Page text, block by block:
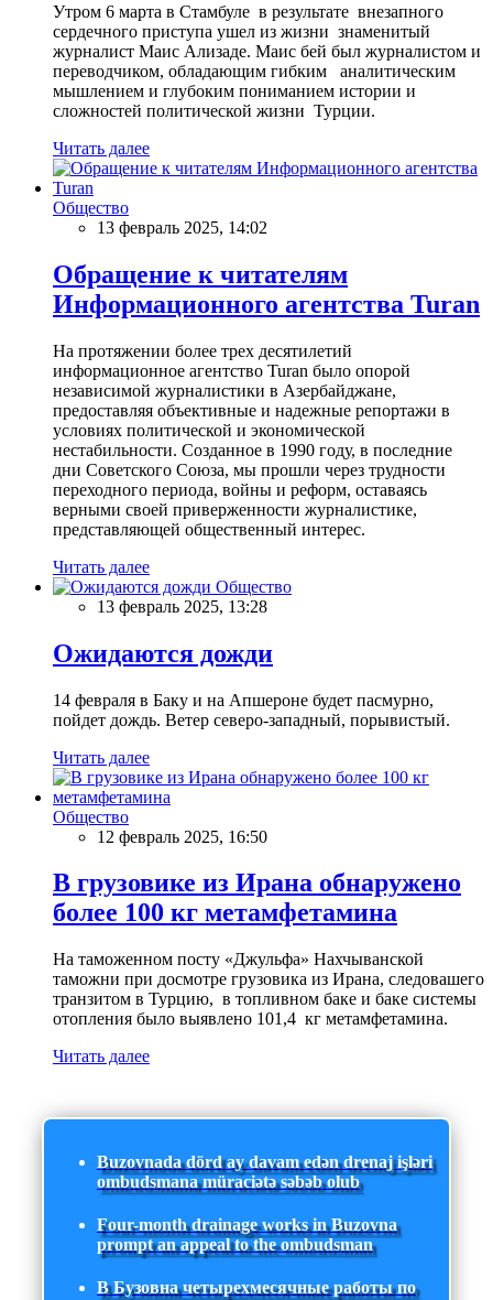
Утром 6 марта в Стамбуле в результате внезапного
сердечного приступа ушел из жизни знаменитый
журналист Маис Ализаде. Маис бей был журналистом и
переводчиком, обладающим гибким аналитическим
мышлением и глубоким пониманием истории и
сложностей политической жизни Турции.
Читать далее
Общество
13 февраль 2025, 14:02
Обращение к читателям
Информационного агентства Turan
На протяжении более трех десятилетий
информационное агентство Turan было опорой
независимой журналистики в Азербайджане,
предоставляя объективные и надежные репортажи в
условиях политической и экономической
нестабильности. Созданное в 1990 году, в последние
дни Советского Союза, мы прошли через трудности
переходного периода, войны и реформ, оставаясь
верными своей приверженности журналистике,
представляющей общественный интерес.
Читать далее
Общество
13 февраль 2025, 13:28
Ожидаются дожди
14 февраля в Баку и на Апшероне будет пасмурно,
пойдет дождь. Ветер северо-западный, порывистый.
Читать далее
Общество
12 февраль 2025, 16:50
В грузовике из Ирана обнаружено
более 100 кг метамфетамина
На таможенном посту «Джульфа» Нахчыванской
таможни при досмотре грузовика из Ирана, следовашего
транзитом в Турцию, в топливном баке и баке системы
отопления было выявлено 101,4 кг метамфетамина.
Читать далее
Buzovnada dörd ay davam edən drenaj işləri
ombudsmana müraciətə səbəb olub
Four-month drainage works in Buzovna
prompt an appeal to the ombudsman
В Бузовна четырехмесячные работы по